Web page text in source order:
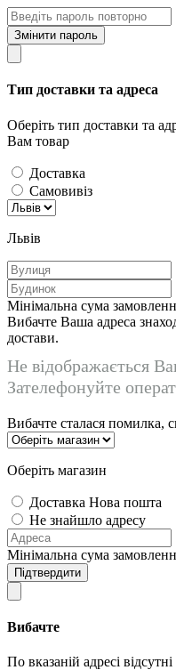
Змінити пароль
Тип доставки та адреса
Оберіть тип доставки та
Вам товар
Доставка
Самовивіз
Львів
Мінімальна сума
Вибачте Ваша адреса
достави.
Не відображається
Зателефонуйте
Вибачте сталася помилка,
Оберіть магазин
Доставка Нова пошта
Не знайшло адресу
Мінімальна сума
Підтвердити
Вибачте
По вказаній адресі